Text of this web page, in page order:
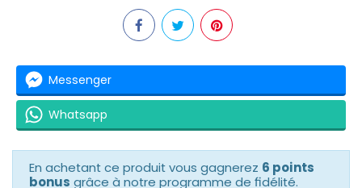
Messenger
Whatsapp
En achetant ce produit vous gagnerez 6 points
bonus grâce à notre programme de fidélité.